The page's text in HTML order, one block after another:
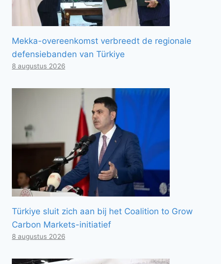
Mekka-overeenkomst verbreedt de regionale
defensiebanden van Türkiye
8 augustus 2026
Türkiye sluit zich aan bij het Coalition to Grow
Carbon Markets-initiatief
8 augustus 2026